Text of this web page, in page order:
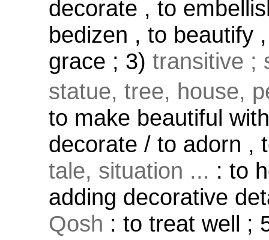
decorate , to
bedizen , to beautify
grace ; 3) transitive ;
statue, tree, house,
to make beautiful
decorate / to adorn ,
tale, situation ... : to
adding decorative
Qosh : to treat well ;